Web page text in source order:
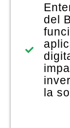
del
la